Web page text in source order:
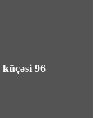
iş adamı
96